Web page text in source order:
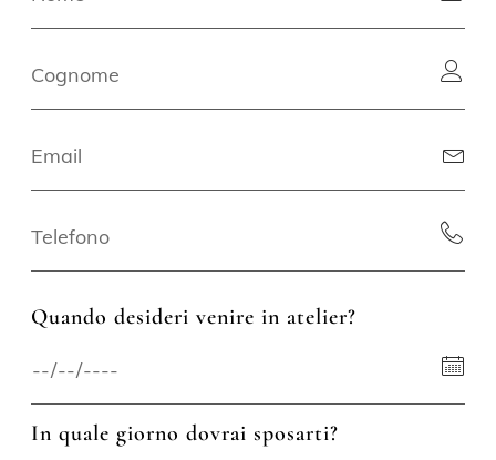
Quando desideri venire in atelier?
In quale giorno dovrai sposarti?